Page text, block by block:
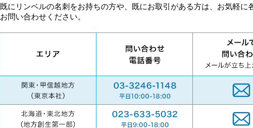
既にリンベルの名刺をお持ちの方や、既にお取引がある方は、お気軽に
お問い合わせください。